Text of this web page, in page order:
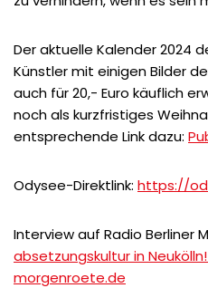
Der aktuelle Kalender 2024
Künstler mit einigen Bilder
auch für 20,- Euro käuflich
noch als kurzfristiges
entsprechende Link dazu:
Odysee-Direktlink: https://
Interview auf Radio Berliner
absetzungskultur in
morgenroete.de